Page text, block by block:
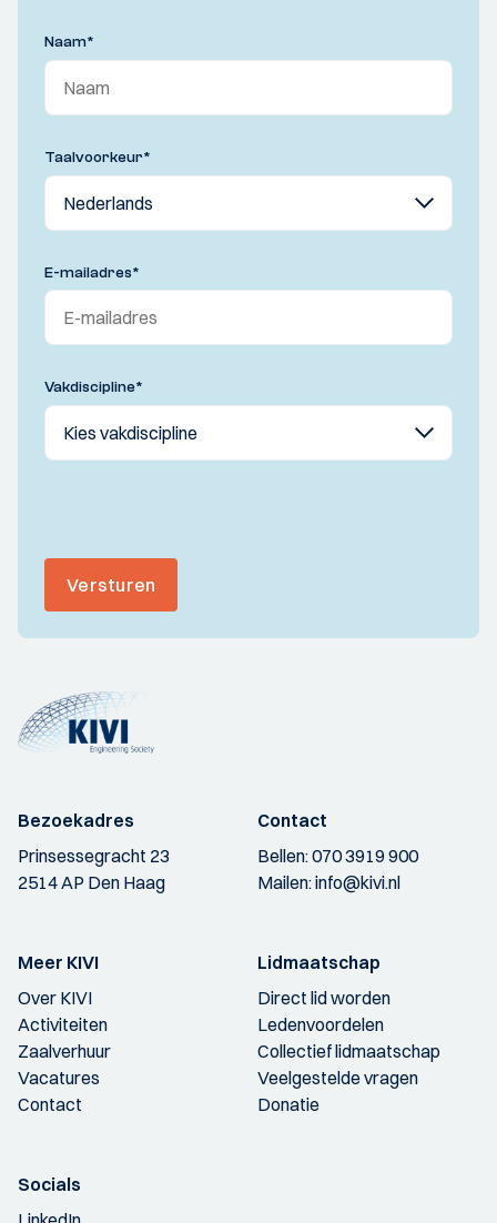
Naam*
Taalvoorkeur*
E-mailadres*
Vakdiscipline*
Versturen
Bezoekadres
Prinsessegracht 23
2514 AP Den Haag
Contact
Bellen:070 3919 900
Mailen:info@kivi.nl
Meer KIVI
Over KIVI
Activiteiten
Zaalverhuur
Vacatures
Contact
Lidmaatschap
Direct lid worden
Ledenvoordelen
Collectief lidmaatschap
Veelgestelde vragen
Donatie
Socials